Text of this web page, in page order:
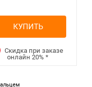
КУПИТЬ
Скидка при заказе
онлайн20%*